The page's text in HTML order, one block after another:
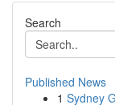
Search
Published News
1 Sydney